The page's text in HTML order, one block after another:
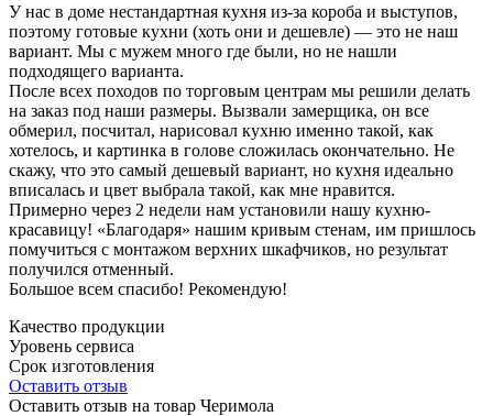
У нас в доме нестандартная кухня из-за короба и выступов,
поэтому готовые кухни (хоть они и дешевле) — это не наш
вариант. Мы с мужем много где были, но не нашли
подходящего варианта.
После всех походов по торговым центрам мы решили делать
на заказ под наши размеры. Вызвали замерщика, он все
обмерил, посчитал, нарисовал кухню именно такой, как
хотелось, и картинка в голове сложилась окончательно. Не
скажу, что это самый дешевый вариант, но кухня идеально
вписалась и цвет выбрала такой, как мне нравится.
Примерно через 2 недели нам установили нашу кухню-
красавицу! «Благодаря» нашим кривым стенам, им пришлось
помучиться с монтажом верхних шкафчиков, но результат
получился отменный.
Большое всем спасибо! Рекомендую!
Качество продукции
Уровень сервиса
Срок изготовления
Оставить отзыв
Оставить отзыв на товар Черимола